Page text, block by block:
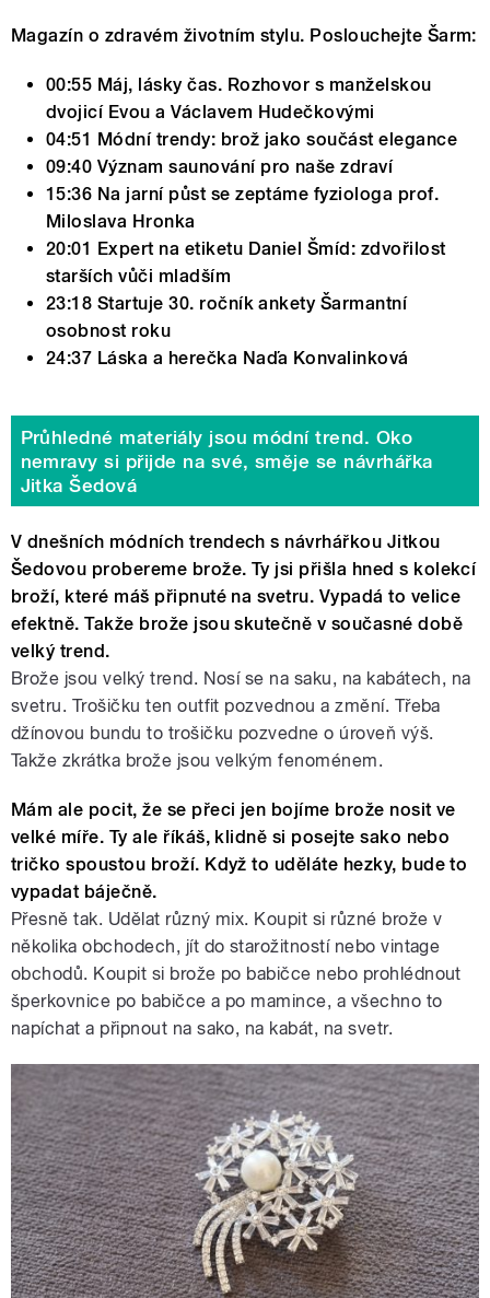
Magazín o zdravém životním stylu. Poslouchejte Šarm:
00:55 Máj, lásky čas. Rozhovor s manželskou
dvojicí Evou a Václavem Hudečkovými
04:51 Módní trendy: brož jako součást elegance
09:40 Význam saunování pro naše zdraví
15:36 Na jarní půst se zeptáme fyziologa prof.
Miloslava Hronka
20:01 Expert na etiketu Daniel Šmíd: zdvořilost
starších vůči mladším
23:18 Startuje 30. ročník ankety Šarmantní
osobnost roku
24:37 Láska a herečka Naďa Konvalinková
Průhledné materiály jsou módní trend. Oko
nemravy si přijde na své, směje se návrhářka
Jitka Šedová
V dnešních módních trendech s návrhářkou Jitkou
Šedovou probereme brože. Ty jsi přišla hned s kolekcí
broží, které máš připnuté na svetru. Vypadá to velice
efektně. Takže brože jsou skutečně v současné době
velký trend.
Brože jsou velký trend. Nosí se na saku, na kabátech, na
svetru. Trošičku ten outfit pozvednou a změní. Třeba
džínovou bundu to trošičku pozvedne o úroveň výš.
Takže zkrátka brože jsou velkým fenoménem.
Mám ale pocit, že se přeci jen bojíme brože nosit ve
velké míře. Ty ale říkáš, klidně si posejte sako nebo
tričko spoustou broží. Když to uděláte hezky, bude to
vypadat báječně.
Přesně tak. Udělat různý mix. Koupit si různé brože v
několika obchodech, jít do starožitností nebo vintage
obchodů. Koupit si brože po babičce nebo prohlédnout
šperkovnice po babičce a po mamince, a všechno to
napíchat a připnout na sako, na kabát, na svetr.